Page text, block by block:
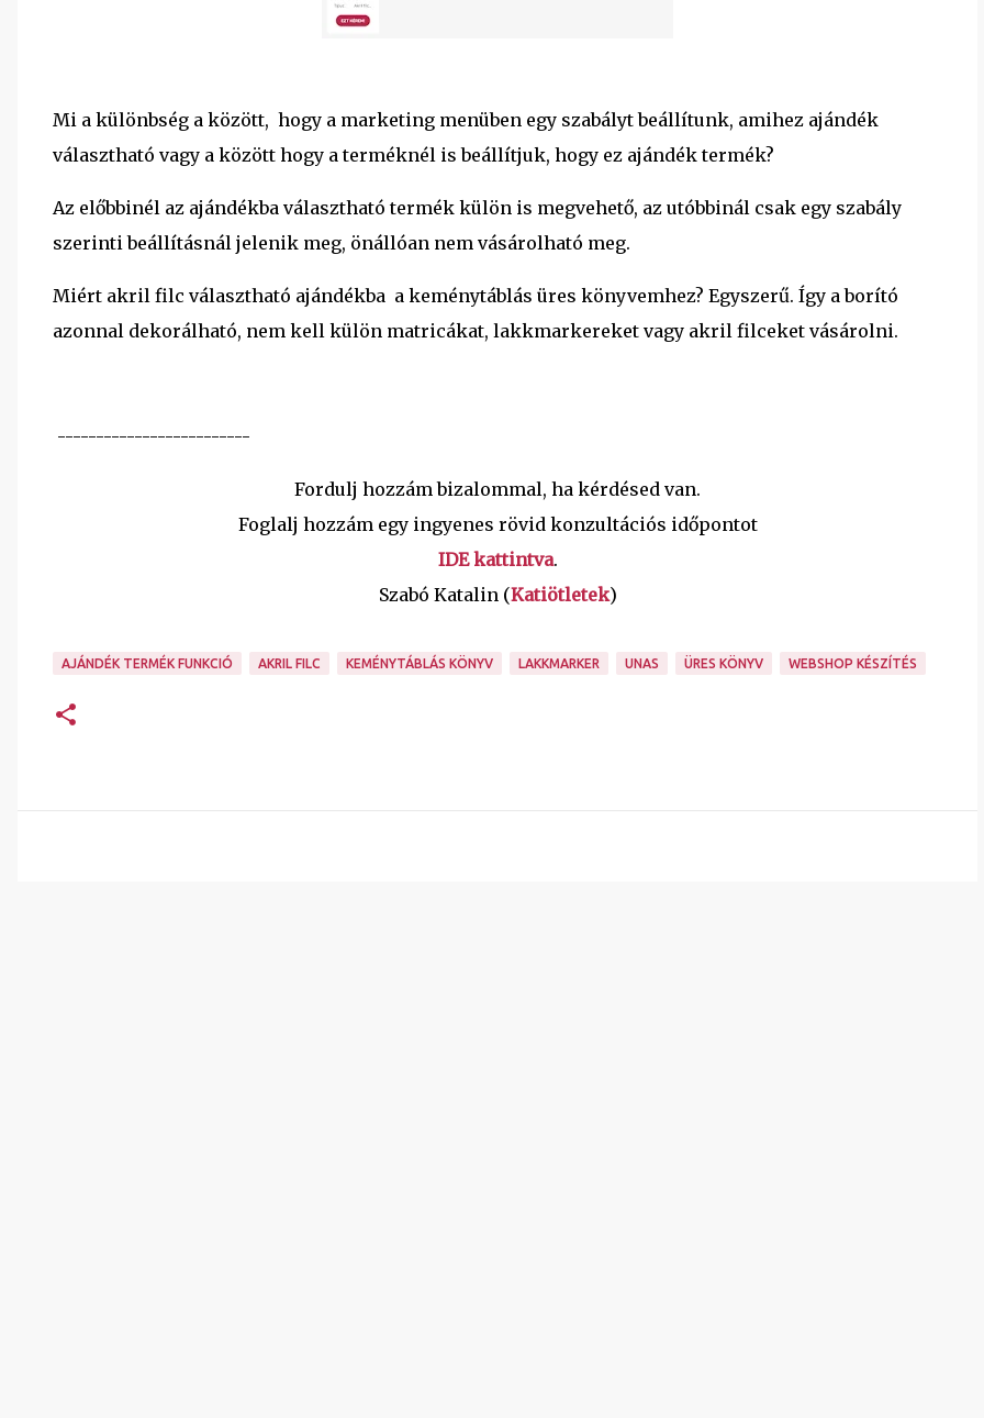
Mi a különbség a között, hogy a marketing menüben egy szabályt beállítunk, amihez ajándék
választható vagy a között hogy a terméknél is beállítjuk, hogy ez ajándék termék?
Az előbbinél az ajándékba választható termék külön is megvehető, az utóbbinál csak egy szabály
szerinti beállításnál jelenik meg, önállóan nem vásárolható meg.
Miért akril filc választható ajándékba a keménytáblás üres könyvemhez? Egyszerű. Így a borító
azonnal dekorálható, nem kell külön matricákat, lakkmarkereket vagy akril filceket vásárolni.
-------------------------
Fordulj hozzám bizalommal, ha kérdésed van.
Foglalj hozzám egy ingyenes rövid konzultációs időpontot
IDE kattintva.
Szabó Katalin (Katiötletek)
AJÁNDÉK TERMÉK FUNKCIÓ AKRIL FILC KEMÉNYTÁBLÁS KÖNYV LAKKMARKER UNAS ÜRES KÖNYV WEBSHOP KÉSZÍTÉS